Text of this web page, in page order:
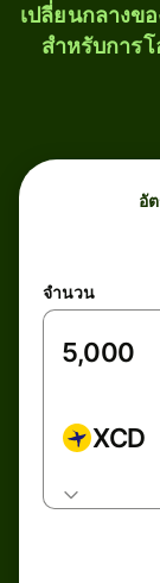
เปลี่ยนกลางข
สำหรับการ
อั
จำนวน
XCD